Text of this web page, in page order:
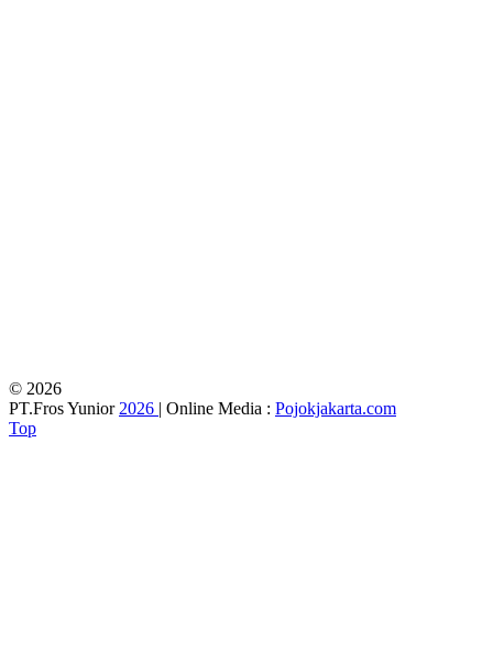
© 2026
PT.Fros Yunior 2026 | Online Media : Pojokjakarta.com
Top